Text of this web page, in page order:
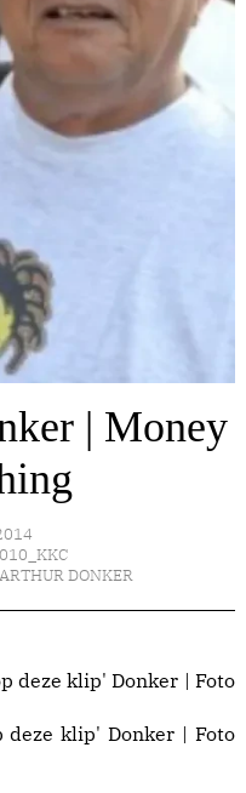
| Money
DONKER
klip' Donker | Foto